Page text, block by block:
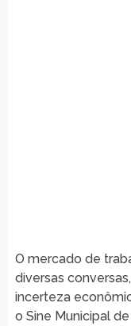
O mercado de
diversas
incerteza
o Sine Municipal